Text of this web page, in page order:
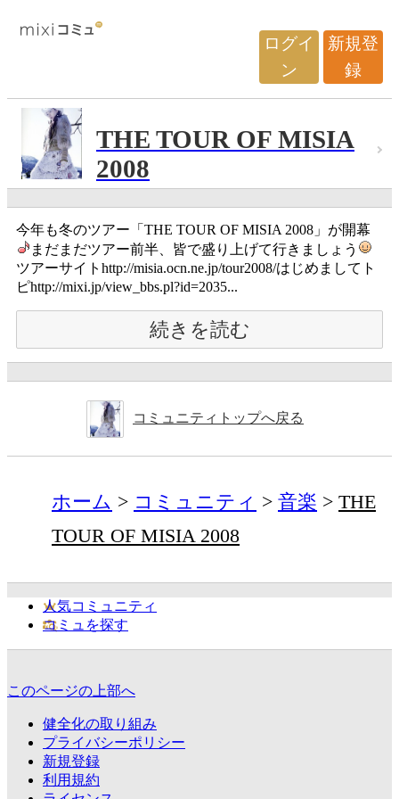
ログイ
ン
新規登
録
THE TOUR OF MISIA
2008
今年も冬のツアー「THE TOUR OF MISIA 2008」が開幕
まだまだツアー前半、皆で盛り上げて行きましょう
ツアーサイトhttp://misia.ocn.ne.jp/tour2008/はじめましてト
ピhttp://mixi.jp/view_bbs.pl?id=2035...
続きを読む
コミュニティトップへ戻る
ホーム コミュニティ 音楽
THE
TOUR OF MISIA 2008
人気コミュニティ
コミュを探す
このページの上部へ
健全化の取り組み
プライバシーポリシー
新規登録
利用規約